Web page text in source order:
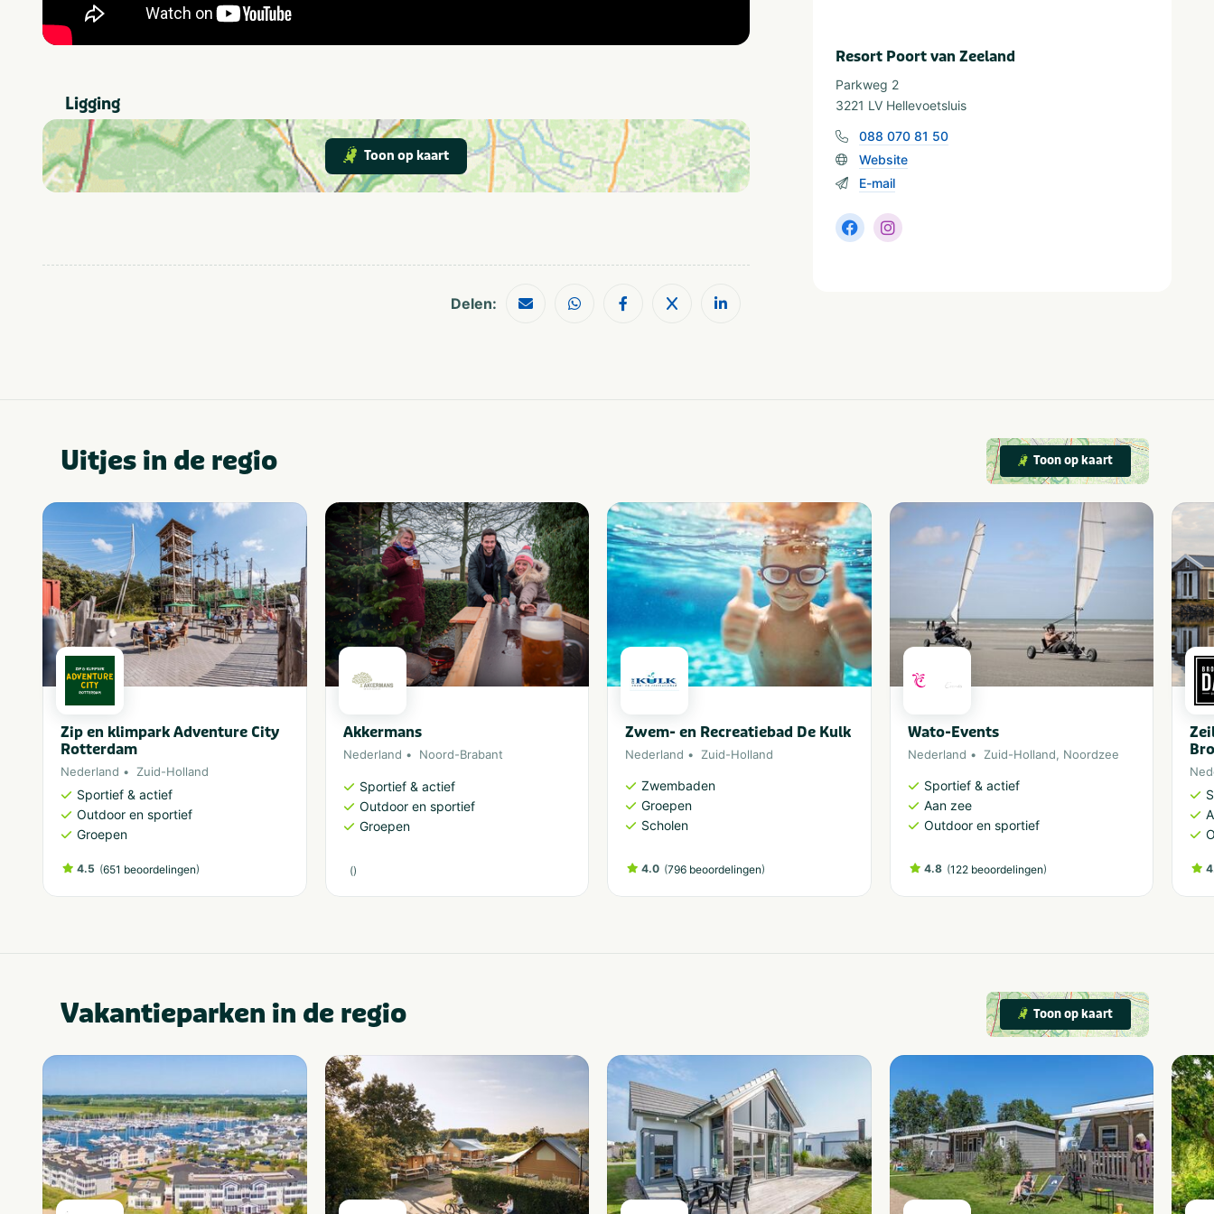
Ligging
Toon op kaart
Delen:
Resort Poort van Zeeland
Parkweg 2
3221 LV Hellevoetsluis
088 070 81 50
Website
E-mail
Uitjes in de regio Toon op kaart
Zip en klimpark Adventure City
Rotterdam
Nederland Zuid-Holland
Sportief & actief
Outdoor en sportief
Groepen
4.5 (651 beoordelingen)
Akkermans
Nederland Noord-Brabant
Sportief & actief
Outdoor en sportief
Groepen
()
Zwem- en Recreatiebad De Kulk
Nederland Zuid-Holland
Zwembaden
Groepen
Scholen
4.0 (796 beoordelingen)
Wato-Events
Nederland Zuid-Holland, Noordzee
Sportief & actief
Aan zee
Outdoor en sportief
4.8 (122 beoordelingen)
Vakantieparken in de regio Toon op kaart